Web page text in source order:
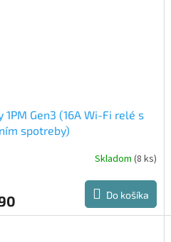
1PM Gen3 (16A Wi-Fi relé s
spotreby)
Skladom (8 ks)
Do košíka